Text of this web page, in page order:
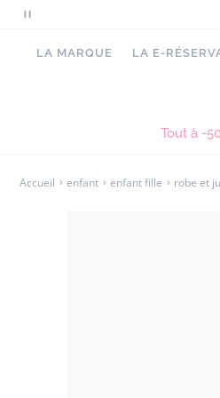
Mettre
pause
LA MARQUE LA E-
Tout à -
Accueil enfant enfant fille robe et